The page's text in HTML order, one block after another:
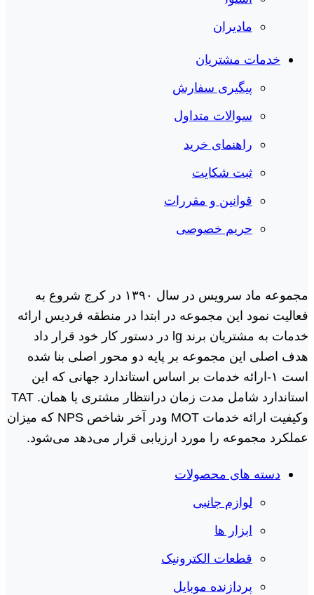
مادیران
خدمات مشتریان
پیگیری سفارش
سوالات متداول
راهنمای خرید
ثبت شکایت
قوانین و مقررات
حریم خصوصی
مجموعه ماد سرویس در سال ١٣٩٠ در کرج شروع به
فعالیت نمود این مجموعه در ابتدا در منطقه فردیس ارائه
خدمات به مشتریان برند lg در دستور کار خود قرار داد
هدف اصلی این مجموعه بر پایه دو محور اصلی بنا شده
است ١-ارائه خدمات بر اساس استاندارد جهانی که این
استاندارد شامل مدت زمان درانتظار مشتری یا همان. TAT
وکیفیت ارائه خدمات MOT ودر آخر شاخص NPS که میزان
عملکرد مجموعه را مورد ارزیابی قرار می‌دهد می‌شود.
دسته های محصولات
لوازم جانبی
ابزار ها
قطعات الکترونیک
پردازنده موبایل